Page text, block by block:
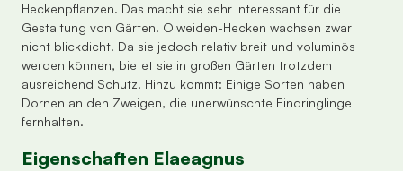
Heckenpflanzen. Das macht sie sehr interessant für die
Gestaltung von Gärten. Ölweiden-Hecken wachsen zwar
nicht blickdicht. Da sie jedoch relativ breit und voluminös
werden können, bietet sie in großen Gärten trotzdem
ausreichend Schutz. Hinzu kommt: Einige Sorten haben
Dornen an den Zweigen, die unerwünschte Eindringlinge
fernhalten.
Eigenschaften Elaeagnus